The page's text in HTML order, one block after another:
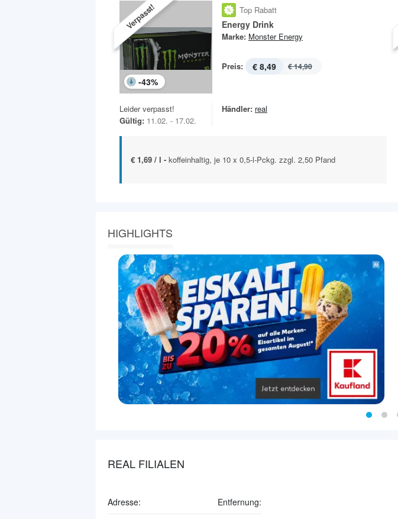
Verpasst!
-43%
Top Rabatt
Energy Drink
Marke: Monster Energy
Preis: € 8,49 € 14,90
Leider verpasst!
Gültig: 11.02. - 17.02.
Händler: real
€ 1,69 / l - koffeinhaltig, je 10 x 0,5-l-Pckg. zzgl. 2,50 Pfand
HIGHLIGHTS
REAL FILIALEN
Adresse: Entfernung: